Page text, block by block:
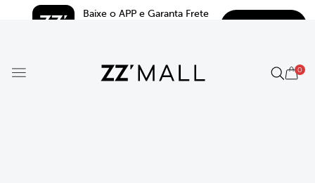
Baixe o APP e Garanta Frete
0